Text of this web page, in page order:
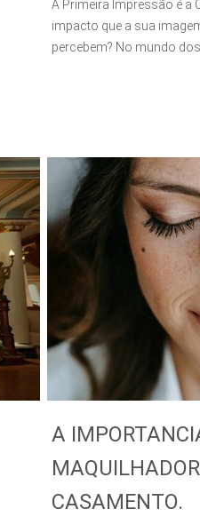
A Primeira Impressão é a
impacto que a sua
percebem? No mundo
A
CASAMENTO.